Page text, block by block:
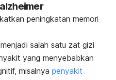
peningkatan memori
salah satu zat gizi
yang menyebabkan
misalnya penyakit